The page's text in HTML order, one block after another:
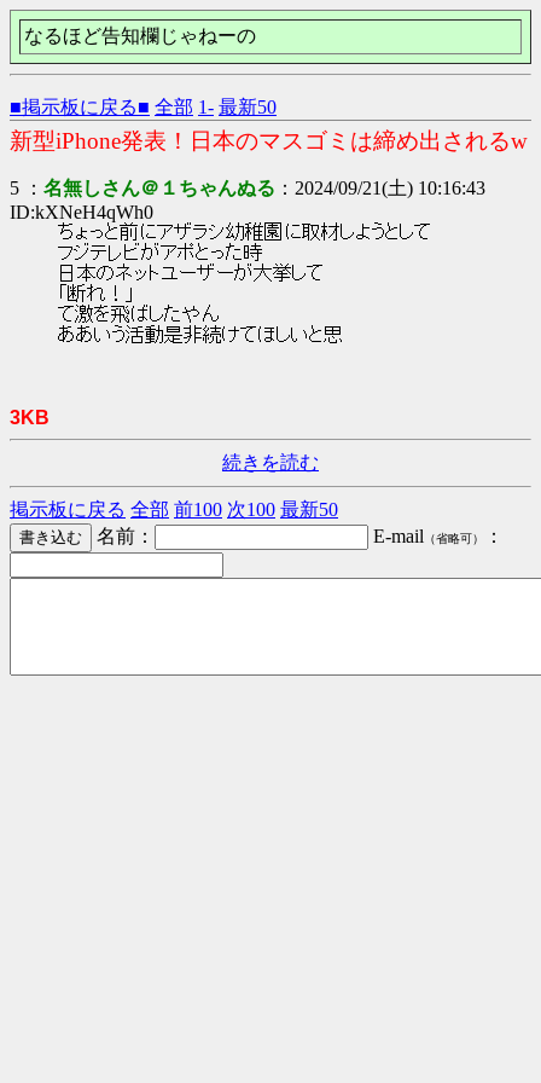
なるほど告知欄じゃねーの
■掲示板に戻る■ 全部 1- 最新50
新型iPhone発表！日本のマスゴミは締め出されるw
5 ： 名無しさん＠１ちゃんぬる ：2024/09/21(土) 10:16:43
ID:kXNeH4qWh0
ちょっと前にアザラシ幼稚園に取材しようとして
フジテレビがアポとった時
日本のネットユーザーが大挙して
「断れ！」
て激を飛ばしたやん
ああいう活動是非続けてほしいと思
3KB
続きを読む
掲示板に戻る 全部 前100 次100 最新50
名前：
E-mail （省略可） ：